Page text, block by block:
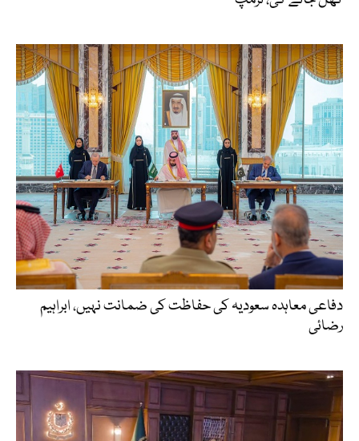
دفاعی معاہدہ سعودیہ کی حفاظت کی ضمانت نہیں، ابراہیم
رضائی